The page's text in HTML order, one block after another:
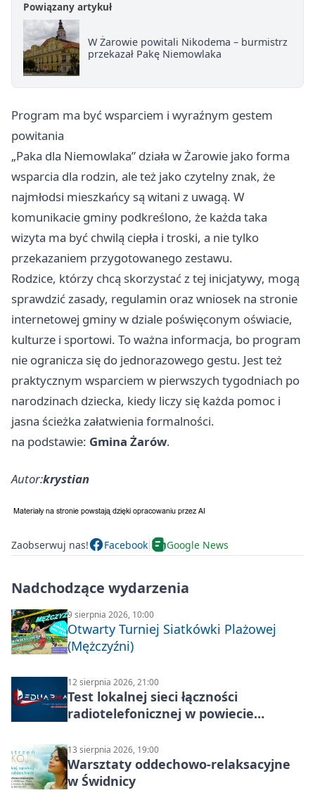
Powiązany artykuł
W Żarowie powitali Nikodema – burmistrz
przekazał Pakę Niemowlaka
Program ma być wsparciem i wyraźnym gestem
powitania
„Paka dla Niemowlaka” działa w Żarowie jako forma
wsparcia dla rodzin, ale też jako czytelny znak, że
najmłodsi mieszkańcy są witani z uwagą. W
komunikacie gminy podkreślono, że każda taka
wizyta ma być chwilą ciepła i troski, a nie tylko
przekazaniem przygotowanego zestawu.
Rodzice, którzy chcą skorzystać z tej inicjatywy, mogą
sprawdzić zasady, regulamin oraz wniosek na stronie
internetowej gminy w dziale poświęconym oświacie,
kulturze i sportowi. To ważna informacja, bo program
nie ogranicza się do jednorazowego gestu. Jest też
praktycznym wsparciem w pierwszych tygodniach po
narodzinach dziecka, kiedy liczy się każda pomoc i
jasna ścieżka załatwienia formalności.
na podstawie: Gmina Żarów.
Autor:krystian
Zaobserwuj nas! Facebook Google News
Nadchodzące wydarzenia
9 sierpnia 2026, 10:00
Otwarty Turniej Siatkówki Plażowej
(Mężczyźni)
12 sierpnia 2026, 21:00
Test lokalnej sieci łączności
radiotelefonicznej w powiecie
13 sierpnia 2026, 19:00
Warsztaty oddechowo-relaksacyjne
w Świdnicy